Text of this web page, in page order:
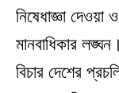
নিষেধাজ্ঞা দেওয়া
মানবাধিকার
বিচার দেশের